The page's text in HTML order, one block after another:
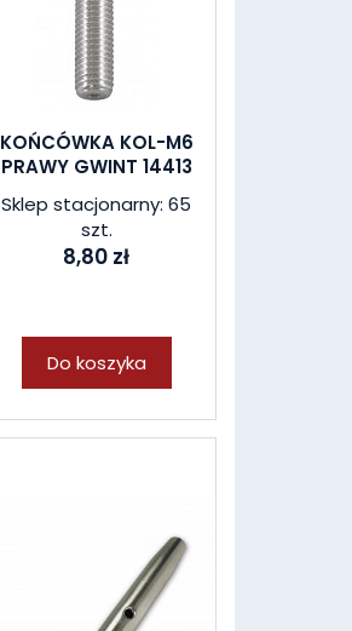
KOŃCÓWKA KOL-M6
PRAWY GWINT 14413
Sklep stacjonarny: 65
szt.
8,80 zł
Do koszyka